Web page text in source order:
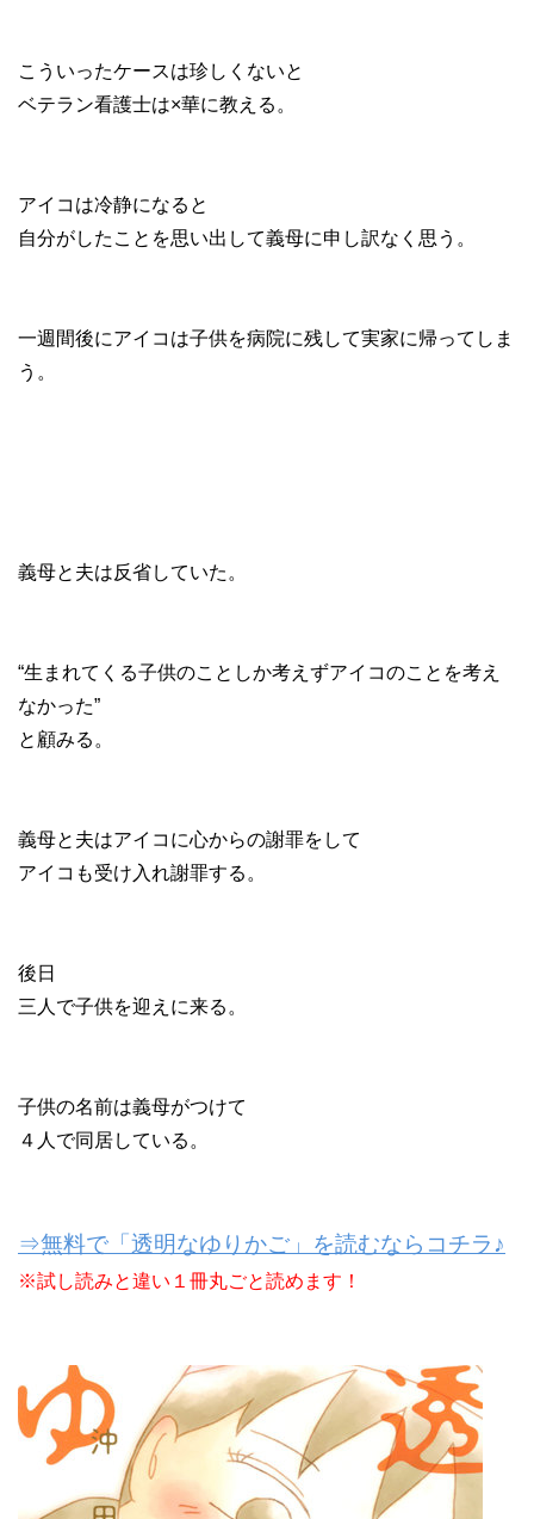
こういったケースは珍しくないと
ベテラン看護士は×華に教える。
アイコは冷静になると
自分がしたことを思い出して義母に申し訳なく思う。
一週間後にアイコは子供を病院に残して実家に帰ってしま
う。
義母と夫は反省していた。
“生まれてくる子供のことしか考えずアイコのことを考え
なかった”
と顧みる。
義母と夫はアイコに心からの謝罪をして
アイコも受け入れ謝罪する。
後日
三人で子供を迎えに来る。
子供の名前は義母がつけて
４人で同居している。
⇒無料で「透明なゆりかご」を読むならコチラ♪
※試し読みと違い１冊丸ごと読めます！